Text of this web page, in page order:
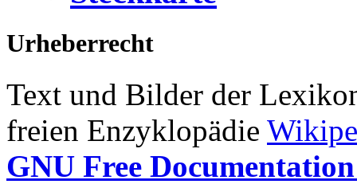
Urheberrecht
Text und Bilder der
freien Enzyklopädie
GNU Free